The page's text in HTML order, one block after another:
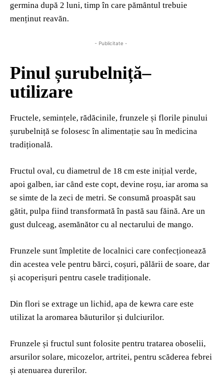
germina după 2 luni, timp în care pămȃntul trebuie
menținut reavăn.
- Publicitate -
Pinul șurubelniță–
utilizare
Fructele, semințele, rădăcinile, frunzele și florile pinului
șurubelniță se folosesc în alimentație sau în medicina
tradițională.
Fructul oval, cu diametrul de 18 cm este inițial verde,
apoi galben, iar cȃnd este copt, devine roșu, iar aroma sa
se simte de la zeci de metri. Se consumă proaspăt sau
gătit, pulpa fiind transformată în pastă sau făină. Are un
gust dulceag, asemănător cu al nectarului de mango.
Frunzele sunt împletite de localnici care confecționează
din acestea vele pentru bărci, coșuri, pălării de soare, dar
și acoperișuri pentru casele tradiționale.
Din flori se extrage un lichid, apa de kewra care este
utilizat la aromarea băuturilor și dulciurilor.
Frunzele și fructul sunt folosite pentru tratarea oboselii,
arsurilor solare, micozelor, artritei, pentru scăderea febrei
și atenuarea durerilor.